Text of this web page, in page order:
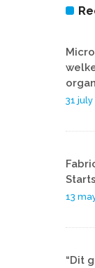
31 july
13
“Dit